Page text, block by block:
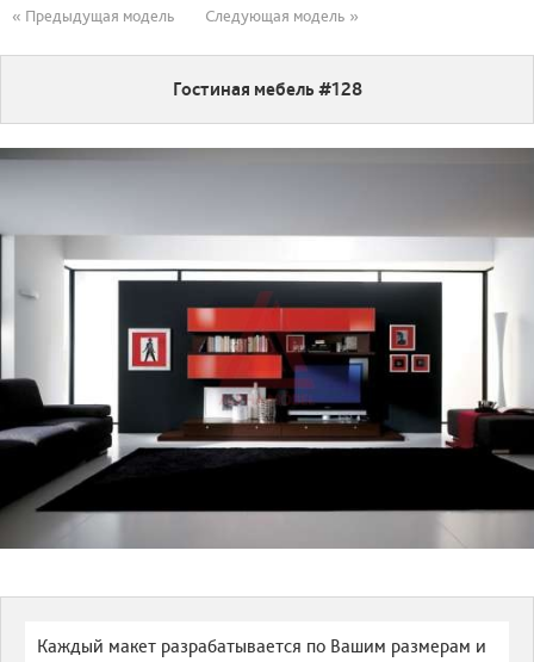
« Предыдущая модель Следующая модель »
Гостиная мебель #128
Каждый макет разрабатывается по Вашим размерам и